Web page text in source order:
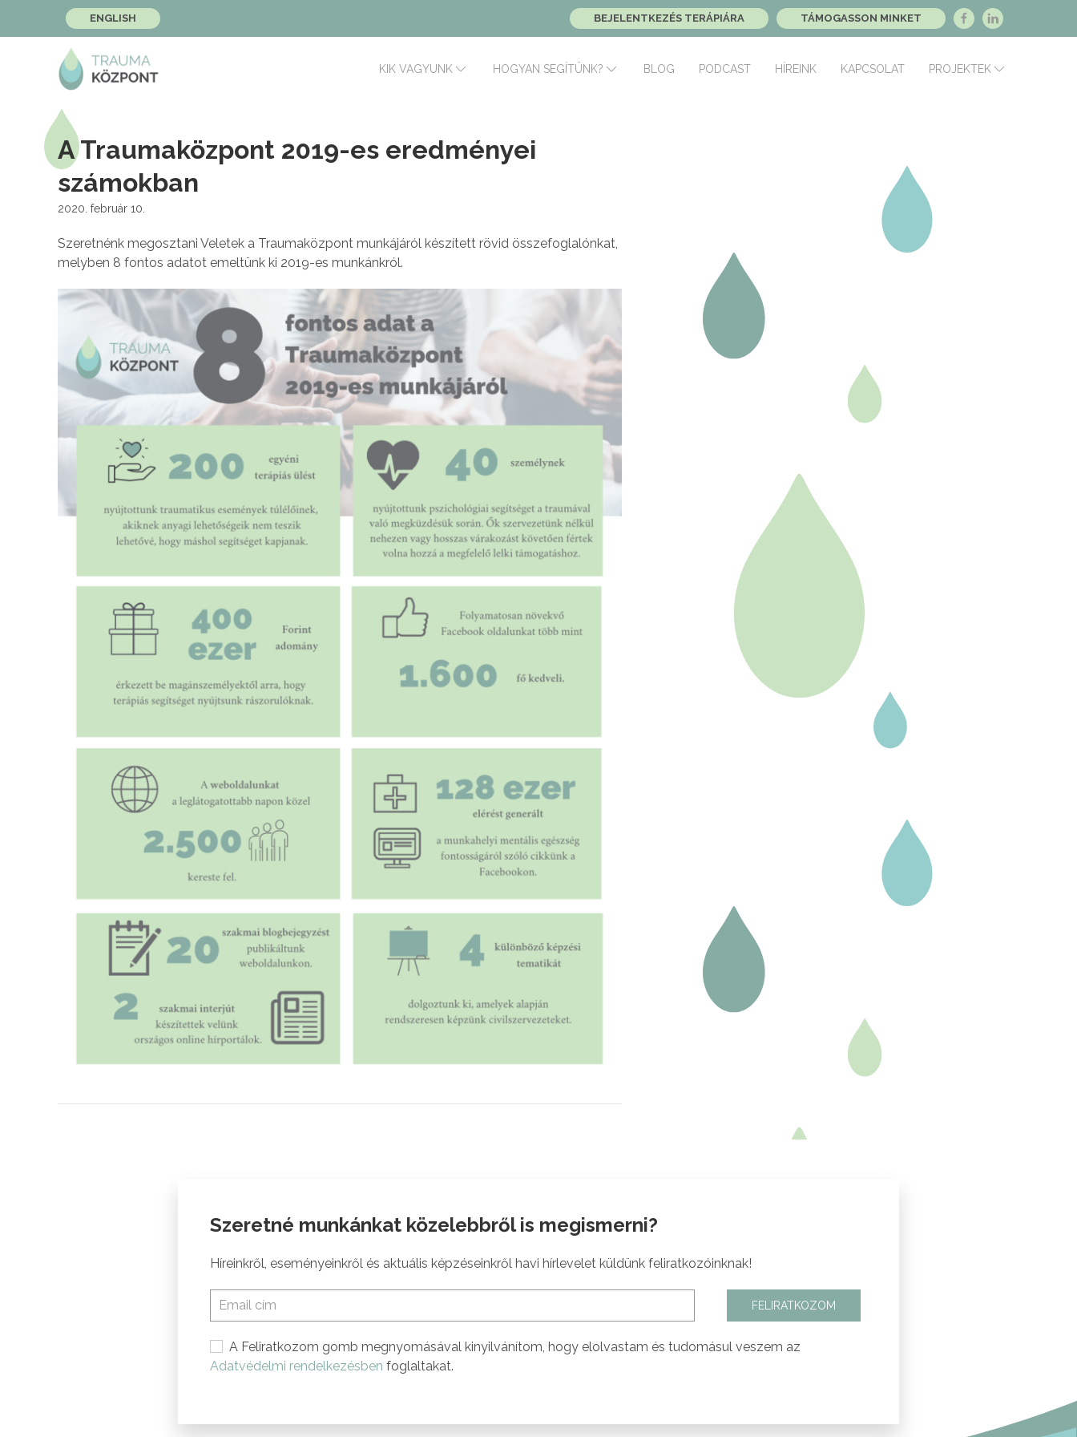
ENGLISH BEJELENTKEZÉS TERÁPIÁRA TÁMOGASSON MINKET
KIK VAGYUNK HOGYAN SEGÍTÜNK? BLOG PODCAST HÍREINK KAPCSOLAT PROJEKTEK
A Traumaközpont 2019-es eredményei
számokban
2020. február 10.
Szeretnénk megosztani Veletek a Traumaközpont munkájáról készített rövid összefoglalónkat,
melyben 8 fontos adatot emeltünk ki 2019-es munkánkról.
Szeretné munkánkat közelebbről is megismerni?
Híreinkről, eseményeinkről és aktuális képzéseinkről havi hírlevelet küldünk feliratkozóinknak!
FELIRATKOZOM
A Feliratkozom gomb megnyomásával kinyilvánítom, hogy elolvastam és tudomásul veszem az
Adatvédelmi rendelkezésben foglaltakat.